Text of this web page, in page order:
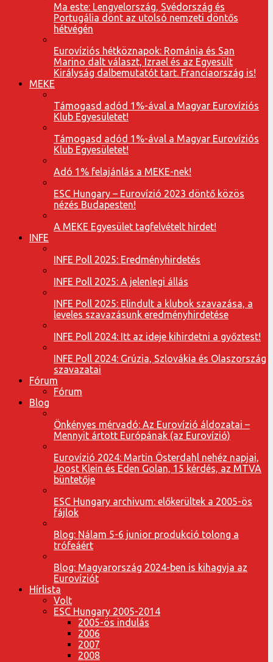
Ma este: Lengyelország, Svédország és
Portugália dönt az utolsó nemzeti döntős
hétvégén
Eurovíziós hétköznapok: Románia és San
Marino dalt választ, Izrael és az Egyesült
Királyság dalbemutatót tart. Franciaország is!
MEKE
Támogasd adód 1%-ával a Magyar Eurovíziós
Klub Egyesületet!
Támogasd adód 1%-ával a Magyar Eurovíziós
Klub Egyesületet!
Adó 1% felajánlás a MEKE-nek!
ESC Hungary – Eurovízió 2023 döntő közös
nézés Budapesten!
A MEKE Egyesület tagfelvételt hirdet!
INFE
INFE Poll 2025: Eredményhirdetés
INFE Poll 2025: A jelenlegi állás
INFE Poll 2025: Elindult a klubok szavazása, a
leveles szavazásunk eredményhirdetése
INFE Poll 2024: Itt az ideje kihirdetni a győztest!
INFE Poll 2024: Grúzia, Szlovákia és Olaszország
szavazatai
Fórum
Fórum
Blog
Önkényes mérvadó: Az Eurovízió áldozatai –
Mennyit ártott Európának (az Eurovízió)
Eurovízió 2024: Martin Österdahl nehéz napjai,
Joost Klein és Eden Golan, 15 kérdés, az MTVA
büntetője
ESC Hungary archivum: előkerültek a 2005-ös
fájlok
Blog: Nálam 5-6 junior produkció tolong a
trófeáért
Blog: Magyarország 2024-ben is kihagyja az
Eurovíziót
Hírlista
Volt
ESC Hungary 2005-2014
2005-ös indulás
2006
2007
2008